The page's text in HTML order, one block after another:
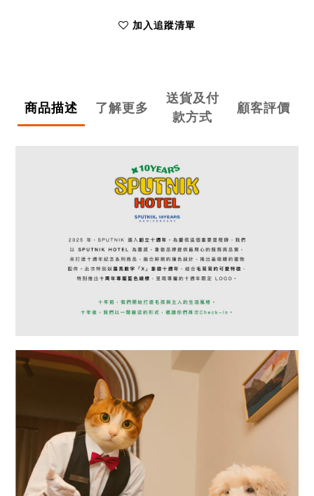
加入追蹤清單
商品描述 了解更多
送貨及付
款方式
顧客評價